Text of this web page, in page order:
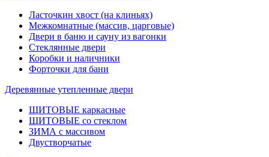
Ласточкин хвост (на клиньях)
Межкомнатные (массив, царговые)
Двери в баню и сауну из вагонки
Стеклянные двери
Коробки и наличники
Форточки для бани
Деревянные утепленные двери
ЩИТОВЫЕ каркасные
ЩИТОВЫЕ со стеклом
ЗИМА с массивом
Двустворчатые